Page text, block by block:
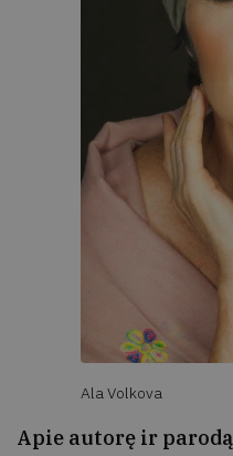
Ala Volkova
Apie autorę ir parodą